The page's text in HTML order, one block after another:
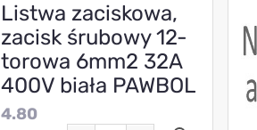
Listwa zaciskowa,
zacisk śrubowy 12-
torowa 6mm2 32A
400V biała PAWBOL
4.80